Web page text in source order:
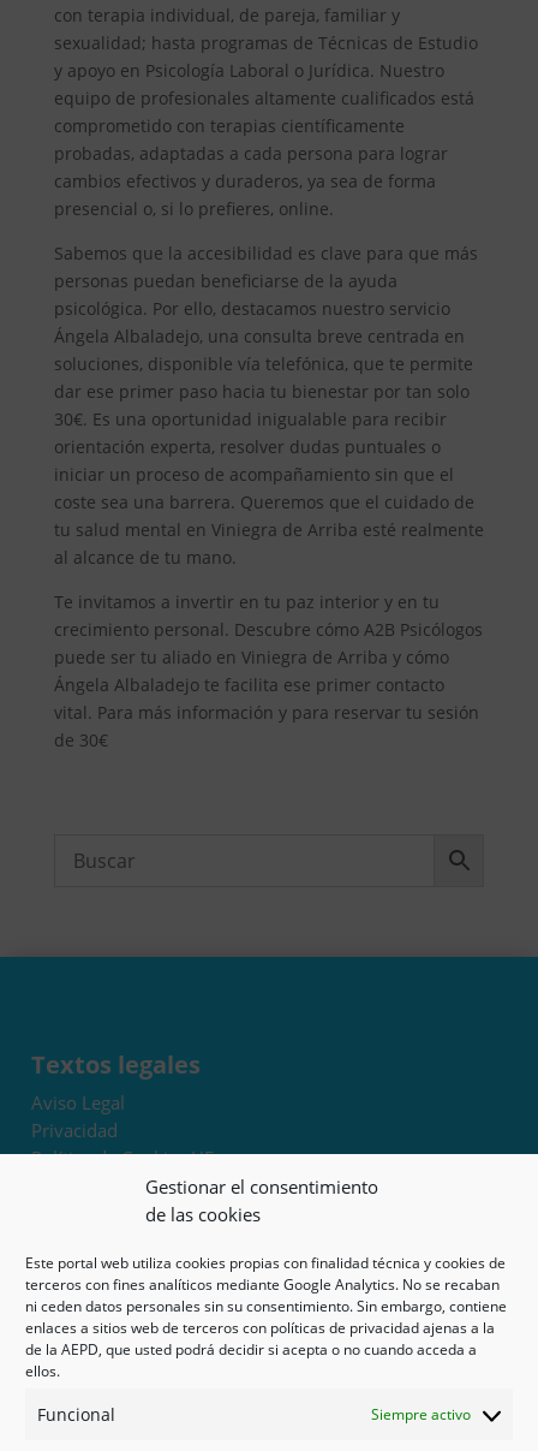
Gestionar el consentimiento
de las cookies
Este portal web utiliza cookies propias con finalidad técnica y cookies de
terceros con fines analíticos mediante Google Analytics. No se recaban
ni ceden datos personales sin su consentimiento. Sin embargo, contiene
enlaces a sitios web de terceros con políticas de privacidad ajenas a la
de la AEPD, que usted podrá decidir si acepta o no cuando acceda a
ellos.
Funcional Siempre activo
con terapia individual, de pareja, familiar y
sexualidad; hasta programas de Técnicas de Estudio
y apoyo en Psicología Laboral o Jurídica. Nuestro
equipo de profesionales altamente cualificados está
comprometido con terapias científicamente
probadas, adaptadas a cada persona para lograr
cambios efectivos y duraderos, ya sea de forma
presencial o, si lo prefieres, online.
Sabemos que la accesibilidad es clave para que más
personas puedan beneficiarse de la ayuda
psicológica. Por ello, destacamos nuestro servicio
Ángela Albaladejo, una consulta breve centrada en
soluciones, disponible vía telefónica, que te permite
dar ese primer paso hacia tu bienestar por tan solo
30€. Es una oportunidad inigualable para recibir
orientación experta, resolver dudas puntuales o
iniciar un proceso de acompañamiento sin que el
coste sea una barrera. Queremos que el cuidado de
tu salud mental en Viniegra de Arriba esté realmente
al alcance de tu mano.
Te invitamos a invertir en tu paz interior y en tu
crecimiento personal. Descubre cómo A2B Psicólogos
puede ser tu aliado en Viniegra de Arriba y cómo
Ángela Albaladejo te facilita ese primer contacto
vital. Para más información y para reservar tu sesión
de 30€
Textos legales
Aviso Legal
Privacidad
Política de Cookies UE
Términos y condiciones
Exoneración de responsabilidad
Mapa del sitio
Mi cuenta
Tienda
Psicología en Murcia
Guías